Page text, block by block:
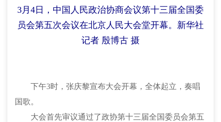
3月4日，中国人民政治协商会议第十三届全国委
员会第五次会议在北京人民大会堂开幕。新华社
记者 殷博古 摄
下午3时，张庆黎宣布大会开幕，全体起立，奏唱
国歌。
大会首先审议通过了政协第十三届全国委员会第五